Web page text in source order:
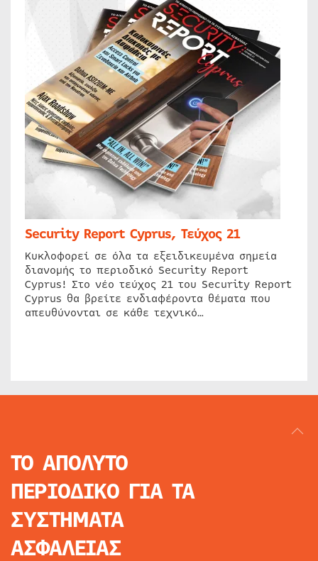
Security Report Cyprus, Τεύχος 21
Κυκλοφορεί σε όλα τα εξειδικευμένα σημεία
διανομής το περιοδικό Security Report
Cyprus! Στο νέο τεύχος 21 του Security Report
Cyprus θα βρείτε ενδιαφέροντα θέματα που
απευθύνονται σε κάθε τεχνικό…
ΤΟ ΑΠΟΛΥΤΟ
ΠΕΡΙΟΔΙΚΟ ΓΙΑ ΤΑ
ΣΥΣΤΗΜΑΤΑ
ΑΣΦΑΛΕΙΑΣ